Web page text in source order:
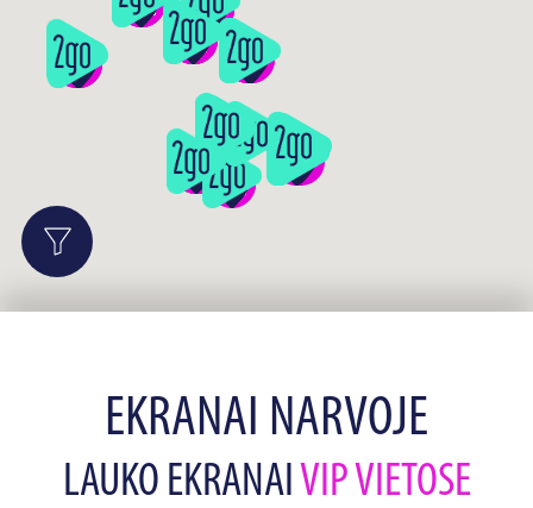
EKRANAI NARVOJE
LAUKO EKRANAI VIP VIETOSE